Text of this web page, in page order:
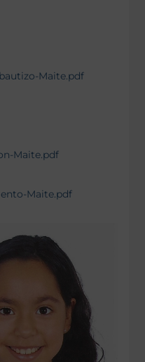
Maite.pdf
Maite.pdf
Maite.pdf